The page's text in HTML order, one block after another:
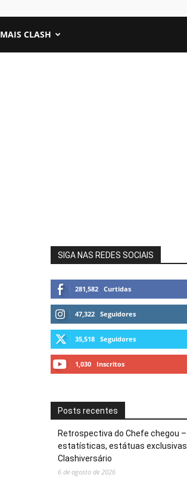
MAIS CLASH
SIGA NAS REDES SOCIAIS
281,582 Curtidas
47,322 Seguidores
35,518 Seguidores
1,030 Inscritos
Posts recentes
Retrospectiva do Chefe chegou
estatísticas, estátuas exclusivas
Clashiversário
6 de agosto de 2026